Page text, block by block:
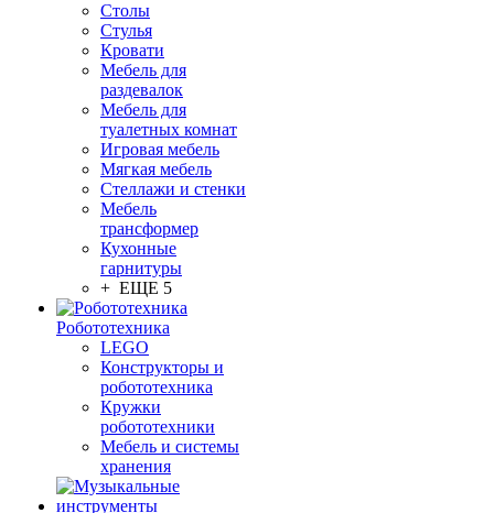
Столы
Cтулья
Кровати
Мебель для
раздевалок
Мебель для
туалетных комнат
Игровая мебель
Мягкая мебель
Стеллажи и стенки
Мебель
трансформер
Кухонные
гарнитуры
+ ЕЩЕ 5
Робототехника
LEGO
Конструкторы и
робототехника
Кружки
робототехники
Мебель и системы
хранения